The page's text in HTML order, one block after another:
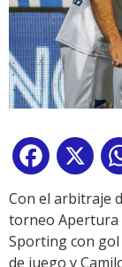
Facebook
X
Con el arbitraje
torneo Apertura
Sporting con
de juego y